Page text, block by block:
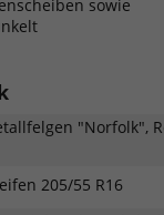
sowie
"Norfolk",
205/55 R16